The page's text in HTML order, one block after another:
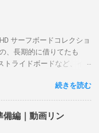
サーフボードコレクショ
、長期的に借りてたも
ライドボードなど、イ
ージです。 記録と残して
ドたちはもうすでに人に
のがほとんどだけど。 色
乗って、サーフィンの世
続きを読む
備編｜動画リン